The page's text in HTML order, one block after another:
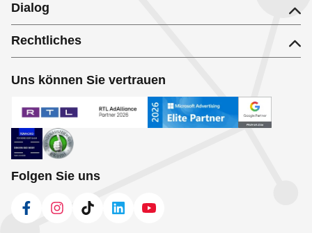
Dialog
Rechtliches
Uns können Sie vertrauen
Folgen Sie uns